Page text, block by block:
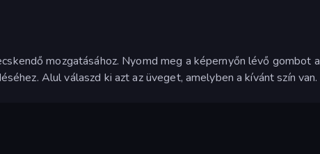
mozgatásához. Nyomd meg a képernyőn lévő gombot a
Alul válaszd ki azt az üveget, amelyben a kívánt szín van.